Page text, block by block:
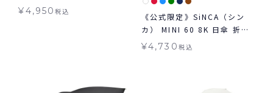
GUARD 日傘 折りたたみ ギ
¥4,950税込
《公式限定》SiNCA（シン
カ） MINI 60 8K 日傘 折り
たたみ 晴雨兼用 ギフト対象
¥4,730 税込